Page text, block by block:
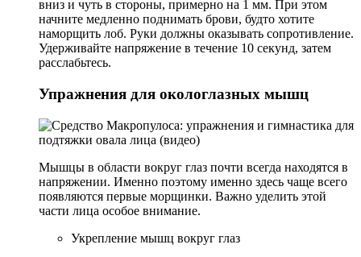
вниз и чуть в стороны, примерно на 1 мм. При этом
начните медленно поднимать брови, будто хотите
наморщить лоб. Руки должны оказывать сопротивление.
Удерживайте напряжение в течение 10 секунд, затем
расслабьтесь.
Упражнения для окологлазных мышц
Мышцы в области вокруг глаз почти всегда находятся в
напряжении. Именно поэтому именно здесь чаще всего
появляются первые морщинки. Важно уделить этой
части лица особое внимание.
Укрепление мышц вокруг глаз